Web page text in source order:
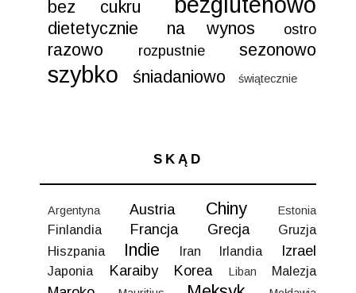
bez cukru
dietetycznie na wynos ostro
razowo rozpustnie sezonowo
szybko śniadaniowo świątecznie
SKĄD
Argentyna Austria Chiny Estonia
Finlandia Francja Grecja
Gruzja
Hiszpania
Indie Iran Irlandia Izrael
Japonia Karaiby Korea Liban Malezja